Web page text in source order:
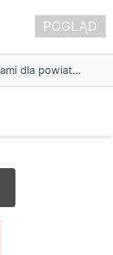
Ostrzeżenie drugiego stopnia przed burzami dla powiatu radomszczańskiego
POGLĄD